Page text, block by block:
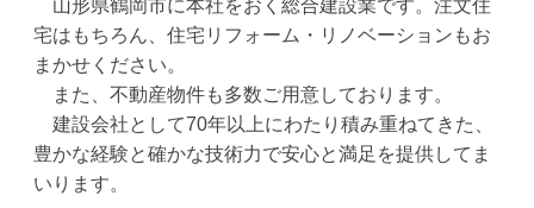
山形県鶴岡市に本社をおく総合建設業です。注文住
宅はもちろん、住宅リフォーム・リノベーションもお
まかせください。
また、不動産物件も多数ご用意しております。
建設会社として70年以上にわたり積み重ねてきた、
豊かな経験と確かな技術力で安心と満足を提供してま
いります。